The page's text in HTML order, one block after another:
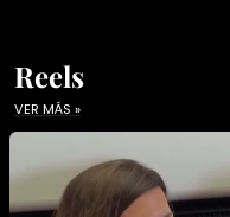
Reels
VER MÁS »